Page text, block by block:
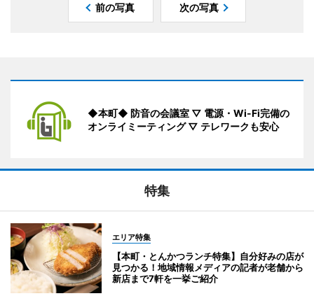
前の写真 次の写真
◆本町◆ 防音の会議室 ▽ 電源・Wi-Fi完備の
オンライミーティング ▽ テレワークも安心
特集
エリア特集
【本町・とんかつランチ特集】自分好みの店が
見つかる！地域情報メディアの記者が老舗から
新店まで7軒を一挙ご紹介